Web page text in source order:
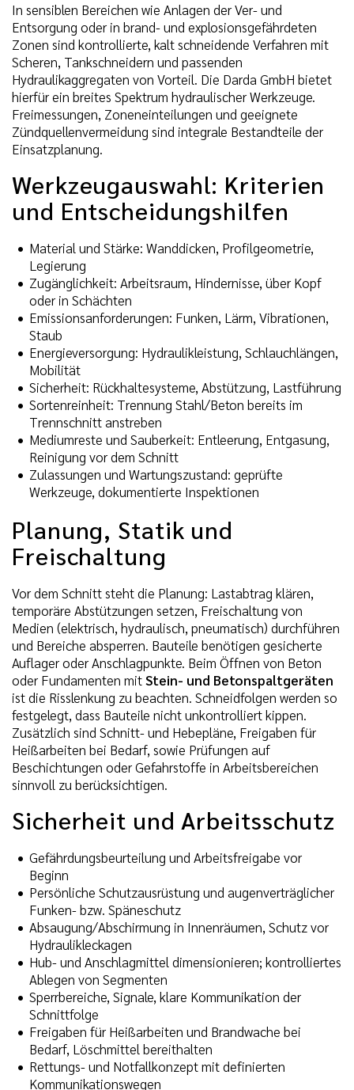
In sensiblen Bereichen wie Anlagen der Ver- und
Entsorgung oder in brand- und explosionsgefährdeten
Zonen sind kontrollierte, kalt schneidende Verfahren mit
Scheren, Tankschneidern und passenden
Hydraulikaggregaten von Vorteil. Die Darda GmbH bietet
hierfür ein breites Spektrum hydraulischer Werkzeuge.
Freimessungen, Zoneneinteilungen und geeignete
Zündquellenvermeidung sind integrale Bestandteile der
Einsatzplanung.
Werkzeugauswahl: Kriterien
und Entscheidungshilfen
Material und Stärke: Wanddicken, Profilgeometrie,
Legierung
Zugänglichkeit: Arbeitsraum, Hindernisse, über Kopf
oder in Schächten
Emissionsanforderungen: Funken, Lärm, Vibrationen,
Staub
Energieversorgung: Hydraulikleistung, Schlauchlängen,
Mobilität
Sicherheit: Rückhaltesysteme, Abstützung, Lastführung
Sortenreinheit: Trennung Stahl/Beton bereits im
Trennschnitt anstreben
Mediumreste und Sauberkeit: Entleerung, Entgasung,
Reinigung vor dem Schnitt
Zulassungen und Wartungszustand: geprüfte
Werkzeuge, dokumentierte Inspektionen
Planung, Statik und
Freischaltung
Vor dem Schnitt steht die Planung: Lastabtrag klären,
temporäre Abstützungen setzen, Freischaltung von
Medien (elektrisch, hydraulisch, pneumatisch) durchführen
und Bereiche absperren. Bauteile benötigen gesicherte
Auflager oder Anschlagpunkte. Beim Öffnen von Beton
oder Fundamenten mitStein- und Betonspaltgeräten
ist die Risslenkung zu beachten. Schneidfolgen werden so
festgelegt, dass Bauteile nicht unkontrolliert kippen.
Zusätzlich sind Schnitt- und Hebepläne, Freigaben für
Heißarbeiten bei Bedarf, sowie Prüfungen auf
Beschichtungen oder Gefahrstoffe in Arbeitsbereichen
sinnvoll zu berücksichtigen.
Sicherheit und Arbeitsschutz
Gefährdungsbeurteilung und Arbeitsfreigabe vor
Beginn
Persönliche Schutzausrüstung und augenverträglicher
Funken- bzw. Späneschutz
Absaugung/Abschirmung in Innenräumen, Schutz vor
Hydraulikleckagen
Hub- und Anschlagmittel dimensionieren; kontrolliertes
Ablegen von Segmenten
Sperrbereiche, Signale, klare Kommunikation der
Schnittfolge
Freigaben für Heißarbeiten und Brandwache bei
Bedarf, Löschmittel bereithalten
Rettungs- und Notfallkonzept mit definierten
Kommunikationswegen